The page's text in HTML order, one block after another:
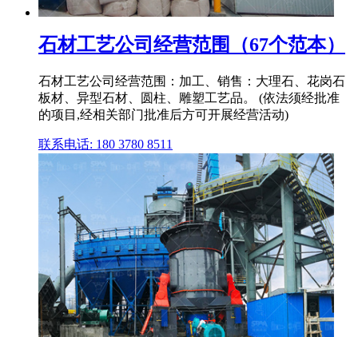
石材工艺公司经营范围（67个范本）
石材工艺公司经营范围：加工、销售：大理石、花岗石
板材、异型石材、圆柱、雕塑工艺品。 (依法须经批准
的项目,经相关部门批准后方可开展经营活动)
联系电话: 180 3780 8511